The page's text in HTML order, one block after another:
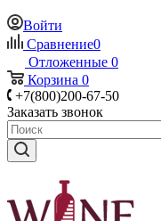
Войти
Сравнение0
Отложенные 0
Корзина 0
+7(800)200-67-50
Заказать звонок